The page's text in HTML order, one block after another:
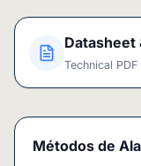
Datasheet
Technical
Métodos de